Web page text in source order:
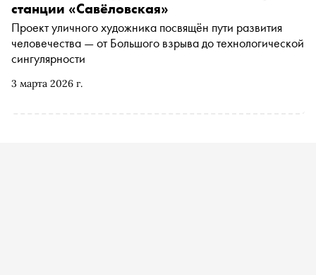
3 марта 2026 г.
станции «Савёловская»
Проект уличного художника посвящён пути развития
человечества — от Большого взрыва до технологической
сингулярности